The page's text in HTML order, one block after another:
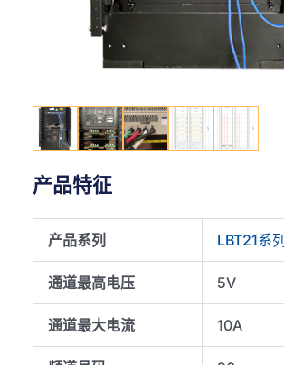
产品特征
产品系列 LBT21系列
通道最高电压 5V
通道最大电流 10A